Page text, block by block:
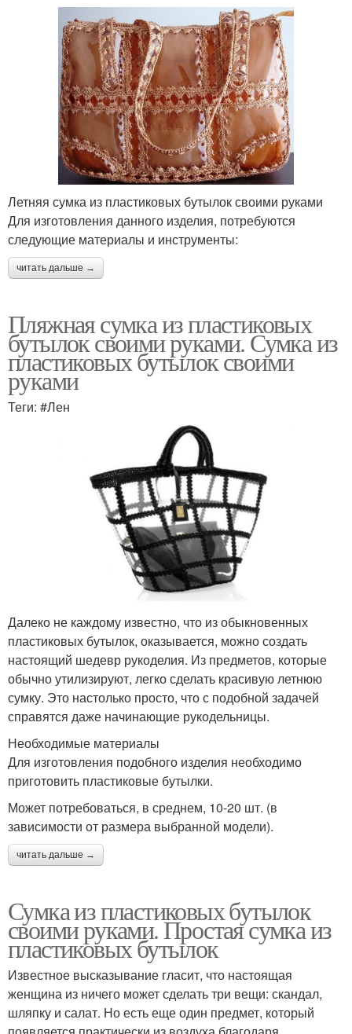
Летняя сумка из пластиковых бутылок своими руками
Для изготовления данного изделия, потребуются
следующие материалы и инструменты:
читать дальше →
Пляжная сумка из пластиковых
бутылок своими руками. Сумка из
пластиковых бутылок своими
руками
Теги: #Лен
Далеко не каждому известно, что из обыкновенных
пластиковых бутылок, оказывается, можно создать
настоящий шедевр рукоделия. Из предметов, которые
обычно утилизируют, легко сделать красивую летнюю
сумку. Это настолько просто, что с подобной задачей
справятся даже начинающие рукодельницы.
Необходимые материалы
Для изготовления подобного изделия необходимо
приготовить пластиковые бутылки.
Может потребоваться, в среднем, 10-20 шт. (в
зависимости от размера выбранной модели).
читать дальше →
Сумка из пластиковых бутылок
своими руками. Простая сумка из
пластиковых бутылок
Известное высказывание гласит, что настоящая
женщина из ничего может сделать три вещи: скандал,
шляпку и салат. Но есть еще один предмет, который